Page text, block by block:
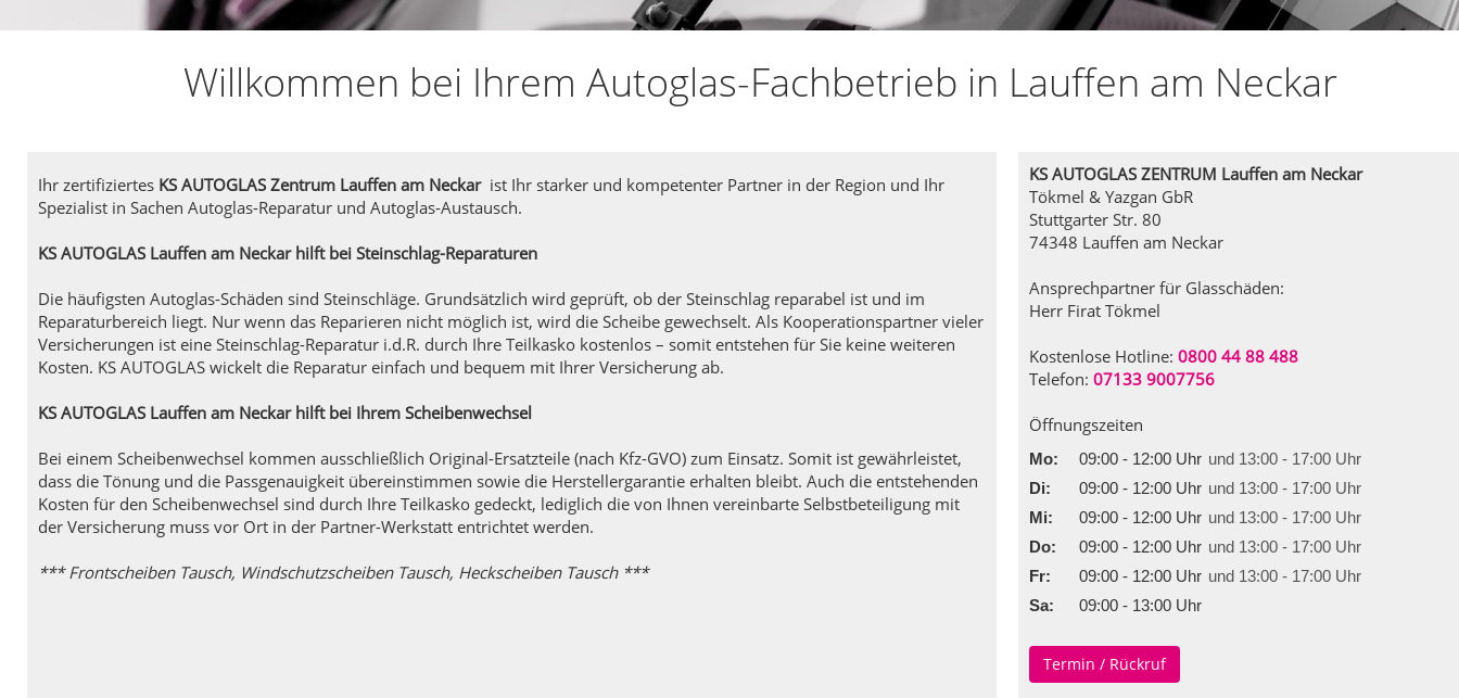
Willkommen bei Ihrem Autoglas-Fachbetrieb in Lauffen am Neckar
Ihr zertifiziertes KS AUTOGLAS Zentrum Lauffen am Neckarist Ihr starker und kompetenter Partner in der Region und Ihr
Spezialist in Sachen Autoglas-Reparatur und Autoglas-Austausch.
KS AUTOGLAS Lauffen am Neckar hilft bei Steinschlag-Reparaturen
Die häufigsten Autoglas-Schäden sind Steinschläge. Grundsätzlich wird geprüft, ob der Steinschlag reparabel ist und im
Reparaturbereich liegt. Nur wenn das Reparieren nicht möglich ist, wird die Scheibe gewechselt. Als Kooperationspartner vieler
Versicherungen ist eine Steinschlag-Reparatur i.d.R. durch Ihre Teilkasko kostenlos – somit entstehen für Sie keine weiteren
Kosten. KS AUTOGLAS wickelt die Reparatur einfach und bequem mit Ihrer Versicherung ab.
KS AUTOGLAS Lauffen am Neckar hilft bei Ihrem Scheibenwechsel
Bei einem Scheibenwechsel kommen ausschließlich Original-Ersatzteile (nach Kfz-GVO) zum Einsatz. Somit ist gewährleistet,
dass die Tönung und die Passgenauigkeit übereinstimmen sowie die Herstellergarantie erhalten bleibt. Auch die entstehenden
Kosten für den Scheibenwechsel sind durch Ihre Teilkasko gedeckt, lediglich die von Ihnen vereinbarte Selbstbeteiligung mit
der Versicherung muss vor Ort in der Partner-Werkstatt entrichtet werden.
*** Frontscheiben Tausch, Windschutzscheiben Tausch, Heckscheiben Tausch ***
KS AUTOGLAS ZENTRUM Lauffen am Neckar
Tökmel & Yazgan GbR
Stuttgarter Str. 80
74348 Lauffen am Neckar
Ansprechpartner für Glasschäden:
Herr Firat Tökmel
Kostenlose Hotline:0800 44 88 488
Telefon:07133 9007756
Öffnungszeiten
Mo: 09:00 - 12:00 Uhr und 13:00 - 17:00 Uhr
Di:
09:00 - 12:00 Uhr und 13:00 - 17:00 Uhr
Mi:
09:00 - 12:00 Uhr und 13:00 - 17:00 Uhr
Do:
09:00 - 12:00 Uhr und 13:00 - 17:00 Uhr
Fr:
09:00 - 12:00 Uhr und 13:00 - 17:00 Uhr
Sa:
09:00 - 13:00 Uhr
Termin / Rückruf